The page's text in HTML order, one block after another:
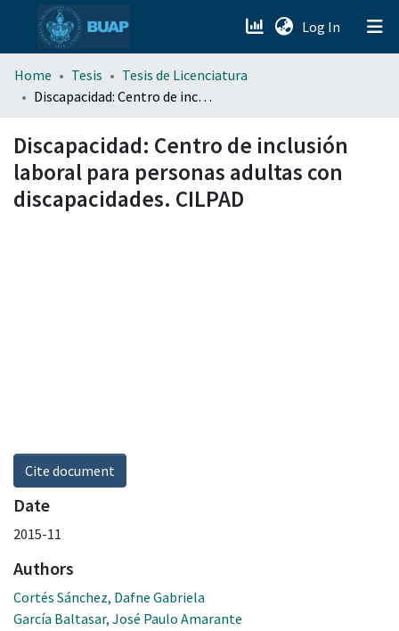
Log In (current)
menu.section.about_menu
Home Tesis
Tesis de Licenciatura
Discapacidad: Centro de inclusión laboral para personas adultas con discapacidades. CILPAD
Discapacidad: Centro de inclusión
laboral para personas adultas con
discapacidades. CILPAD
Cite document
Date
2015-11
Authors
Cortés Sánchez, Dafne Gabriela
García Baltasar, José Paulo Amarante